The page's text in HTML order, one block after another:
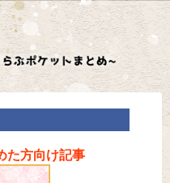
た方向け記事